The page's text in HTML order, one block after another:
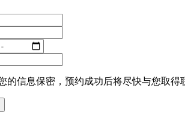
的信息保密，预约成功后将尽快与您取得